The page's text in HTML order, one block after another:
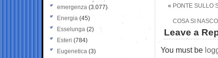
« PONTE SULLO
COSA SI
Leave a
You must be
emergenza (3.077)
Energia (45)
Esselunga (2)
Esteri (784)
Eugenetica (3)